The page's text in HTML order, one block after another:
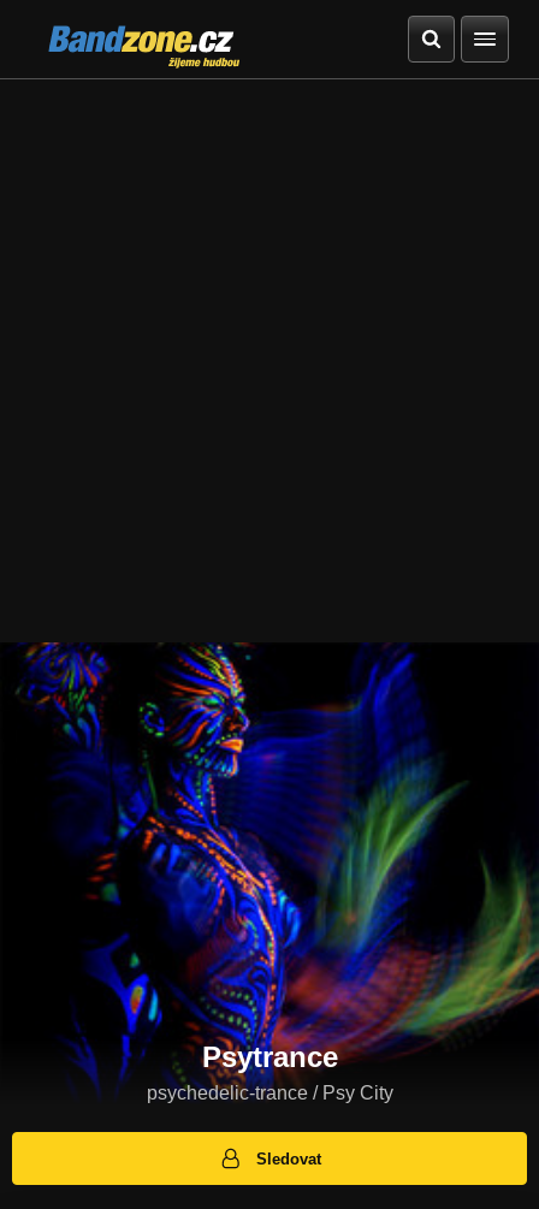
Bandzone.cz
žijeme hudbou
Psytrance
psychedelic-trance / Psy City
Sledovat